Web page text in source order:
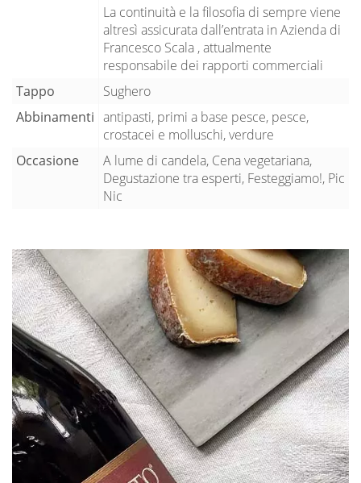
La continuità e la filosofia di sempre viene
altresì assicurata dall’entrata in Azienda di
Francesco Scala , attualmente
responsabile dei rapporti commerciali
Tappo
Sughero
Abbinamenti antipasti, primi a base pesce, pesce,
crostacei e molluschi, verdure
Occasione
A lume di candela, Cena vegetariana,
Degustazione tra esperti, Festeggiamo!, Pic
Nic